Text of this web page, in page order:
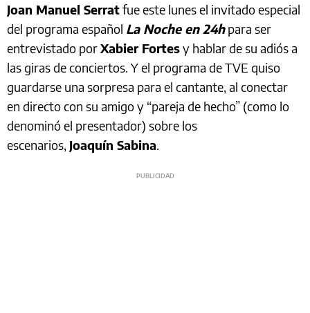
Joan Manuel Serratfue este lunes el invitado especial
del programa español La Noche en 24hpara ser
entrevistado porXabier Fortesy hablar de su adiós a
las giras de conciertos. Y el programa de TVE quiso
guardarse una sorpresa para el cantante, al conectar
en directo con su amigo y “pareja de hecho” (como lo
denominó el presentador) sobre los
escenarios, Joaquín Sabina.